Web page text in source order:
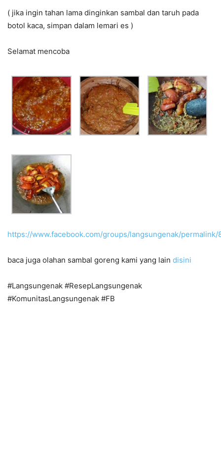
( jika ingin tahan lama dinginkan sambal dan taruh pada
botol kaca, simpan dalam lemari es )
Selamat mencoba
https://www.facebook.com/groups/langsungenak/
baca juga olahan sambal goreng kami yang lain disini
#Langsungenak #ResepLangsungenak
#KomunitasLangsungenak #FB